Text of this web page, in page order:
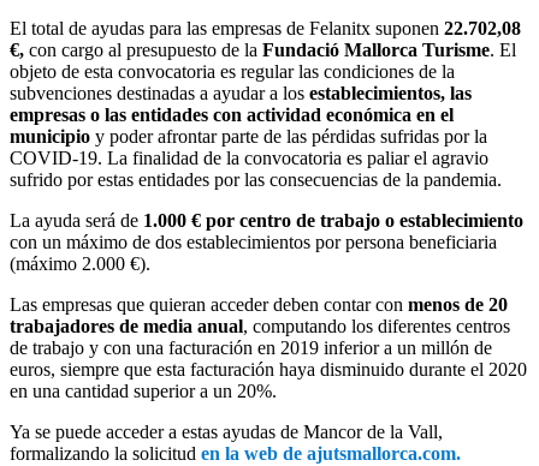
El total de ayudas para las empresas de Felanitx suponen 22.702,08
€, con cargo al presupuesto de la Fundació Mallorca Turisme. El
objeto de esta convocatoria es regular las condiciones de la
subvenciones destinadas a ayudar a los establecimientos, las
empresas o las entidades con actividad económica en el
municipio y poder afrontar parte de las pérdidas sufridas por la
COVID-19. La finalidad de la convocatoria es paliar el agravio
sufrido por estas entidades por las consecuencias de la pandemia.
La ayuda será de 1.000 € por centro de trabajo o establecimiento
con un máximo de dos establecimientos por persona beneficiaria
(máximo 2.000 €).
Las empresas que quieran acceder deben contar con menos de 20
trabajadores de media anual, computando los diferentes centros
de trabajo y con una facturación en 2019 inferior a un millón de
euros, siempre que esta facturación haya disminuido durante el 2020
en una cantidad superior a un 20%.
Ya se puede acceder a estas ayudas de Mancor de la Vall,
formalizando la solicitud en la web de ajutsmallorca.com.